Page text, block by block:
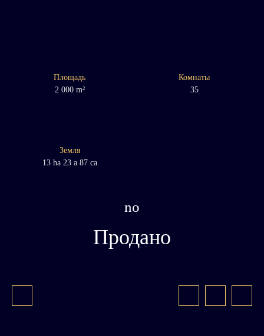
Площадь
2 000 m²
Комнаты
35
Земля
13 ha 23 a 87 ca
no
Продано